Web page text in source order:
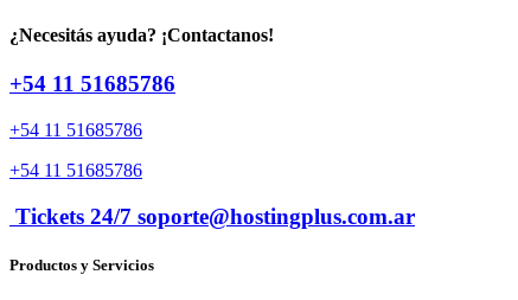
¿Necesitás ayuda? ¡Contactanos!
+54 11 51685786
+54 11 51685786
+54 11 51685786
Tickets 24/7 soporte@hostingplus.com.ar
Productos y Servicios